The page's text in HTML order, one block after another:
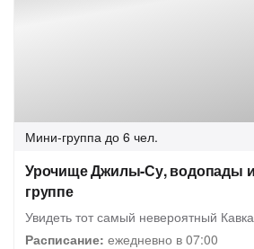
Мини-группа до 6 чел.
Урочище Джилы-Су, водопады
группе
Увидеть тот самый невероятный
Расписание: ежедневно в 07:00